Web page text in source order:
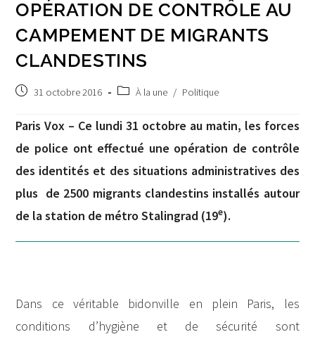
OPÉRATION DE CONTRÔLE AU
CAMPEMENT DE MIGRANTS
CLANDESTINS
Post31 octobre 2016
PostÀ la une / Politique
Paris Vox – Ce lundi 31 octobre au matin, les forces
de police ont effectué une opération de contrôle
des identités et des situations administratives des
plus de 2500 migrants clandestins installés autour
de la station de métro Stalingrad (19e).
Dans ce véritable bidonville en plein Paris, les
conditions d’hygiène et de sécurité sont